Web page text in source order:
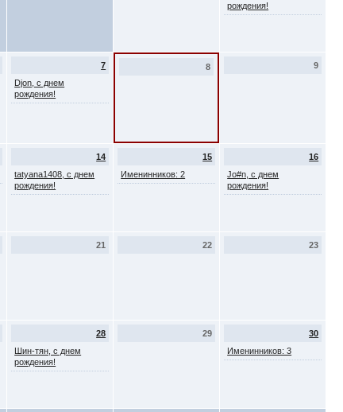
рождения!
7
Djon, с днем
рождения!
8 9
14
tatyana1408, с днем
рождения!
15
Именинников: 2
16
Jo#n, с днем
рождения!
21 22 23
28
Шин-тян, с днем
рождения!
29
30
Именинников: 3